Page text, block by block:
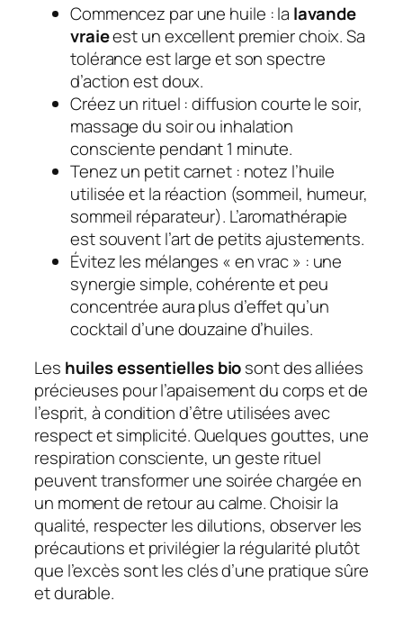
Commencez par une huile : la lavande
vraieest un excellent premier choix. Sa
tolérance est large et son spectre
d’action est doux.
Créez un rituel : diffusion courte le soir,
massage du soir ou inhalation
consciente pendant 1 minute.
Tenez un petit carnet : notez l’huile
utilisée et la réaction (sommeil, humeur,
sommeil réparateur). L’aromathérapie
est souvent l’art de petits ajustements.
Évitez les mélanges « en vrac » : une
synergie simple, cohérente et peu
concentrée aura plus d’effet qu’un
cocktail d’une douzaine d’huiles.
Les huiles essentielles biosont des alliées
précieuses pour l’apaisement du corps et de
l’esprit, à condition d’être utilisées avec
respect et simplicité. Quelques gouttes, une
respiration consciente, un geste rituel
peuvent transformer une soirée chargée en
un moment de retour au calme. Choisir la
qualité, respecter les dilutions, observer les
précautions et privilégier la régularité plutôt
que l’excès sont les clés d’une pratique sûre
et durable.